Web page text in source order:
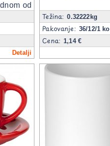
od
Detalji
Težina:0.32222kg
Pakovanje: 36/12/1
Cena: 1,14 €